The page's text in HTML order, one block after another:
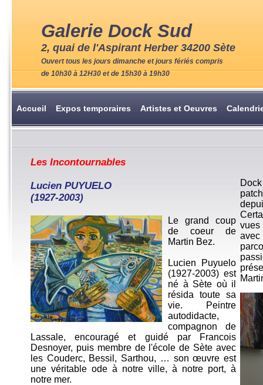
Galerie Dock Sud
2, quai de l'Aspirant Herber 34200 Sète
Ouvert tous les jours dimanche et jours fériés compris
de 10h30 à 12H30 et de 15h30 à 19h30
Accueil Expos temporaires Artistes et Oeuvres
Les Incontournables
Lucien PUYUELO
(1927-2003)
Le grand coup
de coeur de
Martin Bez.
Lucien Puyuelo
(1927-2003) est
né à Sète où il
résida toute sa
vie. Peintre
autodidacte,
compagnon de
Lassale, encouragé et guidé par Francois
Desnoyer, puis membre de l'école de Sète avec
les Couderc, Bessil, Sarthou, … son œuvre est
une véritable ode à notre ville, à notre port, à
notre mer.
vues
avec